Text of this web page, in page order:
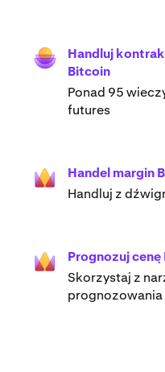
Handluj
Bitcoin
Ponad 95
futures
Handel margin
Handluj z
Prognozuj
Skorzystaj z
prognozowania